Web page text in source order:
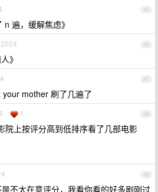
45
遍，缓解焦虑》
46
》
47
your mother 刷了几遍了
48
1
院上按评分高到低排序看了几部电影
49
是不太在意评分，我看你看的好多剧刚过